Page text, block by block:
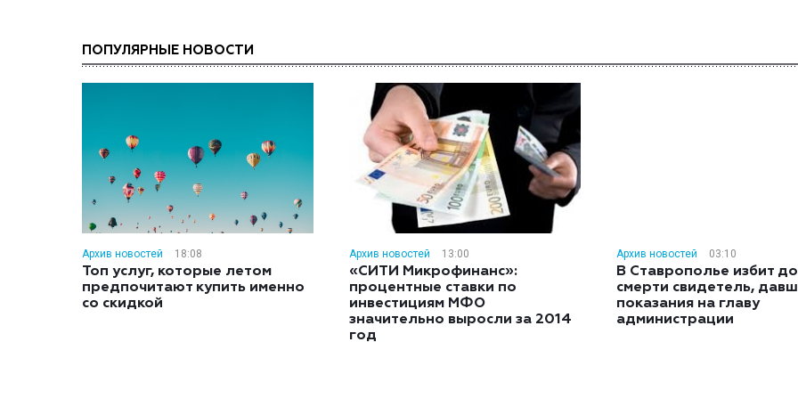
ПОПУЛЯРНЫЕ НОВОСТИ
Архив новостей 18:08
Топ услуг, которые летом
предпочитают купить именно
со скидкой
Архив новостей 13:00
«СИТИ Микрофинанс»:
процентные ставки по
инвестициям МФО
значительно выросли за 2014
год
Архив новостей 03:10
В Ставрополье избит до
смерти свидетель,
показания на главу
администрации